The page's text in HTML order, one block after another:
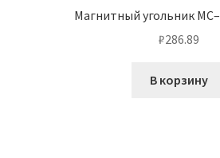
Магнитный угольник
₽286.89
В корзину